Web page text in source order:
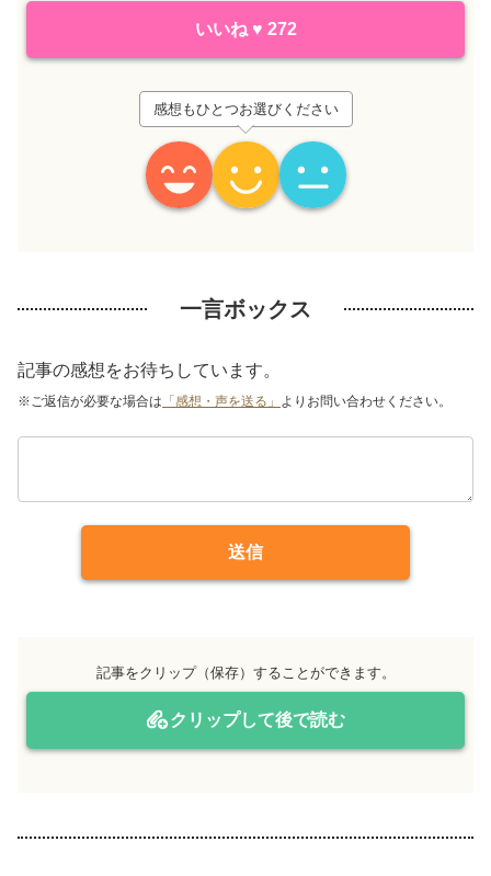
いいね ♥ 272
感想もひとつお選びください
一言ボックス
記事の感想をお待ちしています。
※ご返信が必要な場合は 「感想・声を送る」 よりお問い合わせください。
送信
記事をクリップ（保存）することができます。
クリップして後で読む